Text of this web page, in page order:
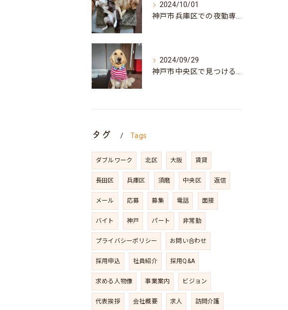
2024/10/01
神戸市兵庫区での夜勤専従訪問介護求人: 地域密着型の安心サポートを目指して
2024/09/29
神戸市中央区で見つける！訪問介護の求人情報と働き方ガイド
タグ Tags
ダブルワーク 北区 大阪 賃貸
長田区 兵庫区 須磨 中央区 返信
メール 応募 募集 電話 面接
バイト 神戸 パート 非常勤
プライバシーポリシー お問い合わせ
採用申込 社員紹介 採用Q&A
求める人物像 事業案内 ビジョン
代表挨拶 会社概要 求人 訪問介護